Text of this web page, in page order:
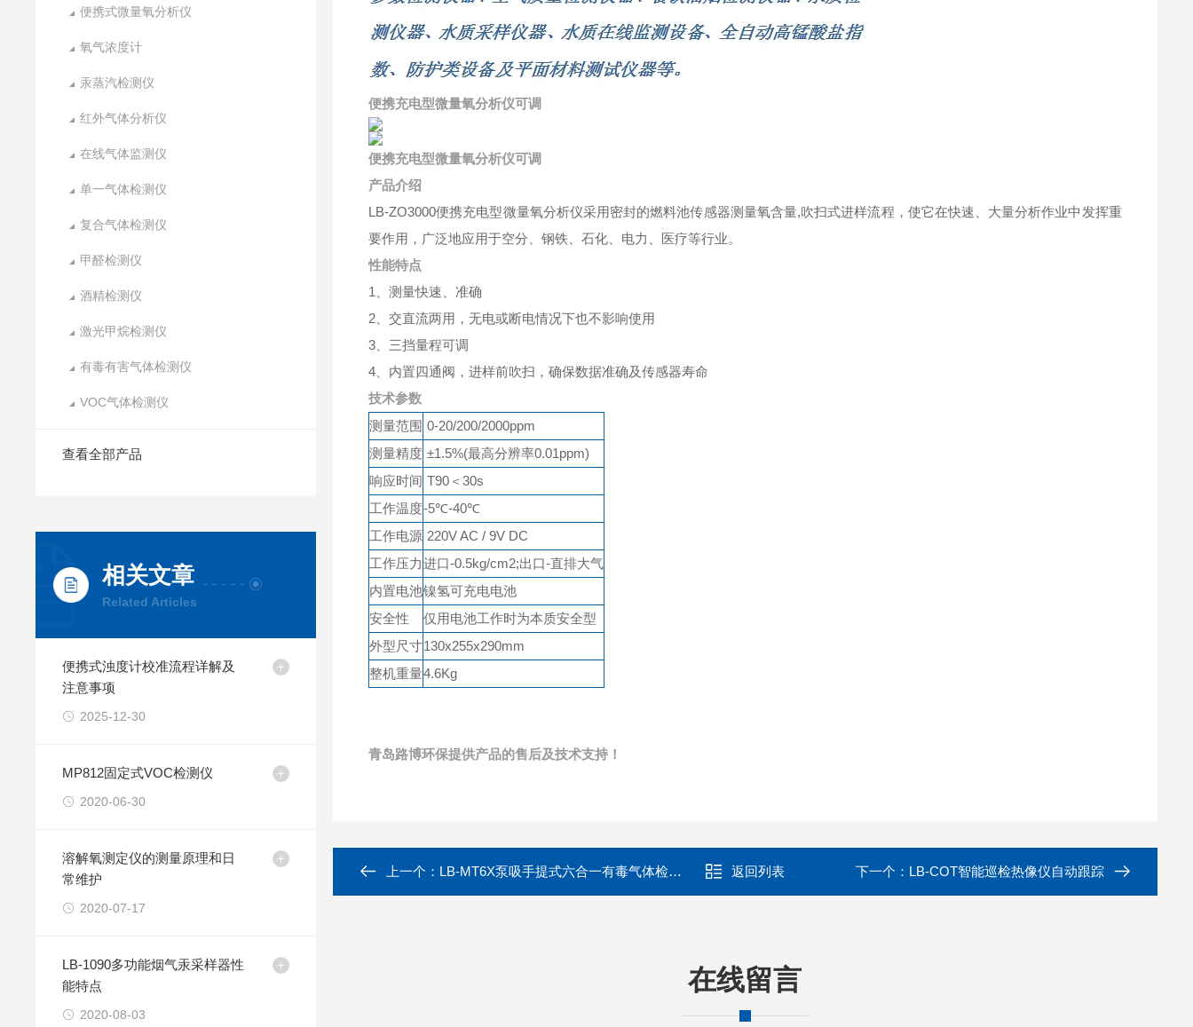
便携式微量氧分析仪
氧气浓度计
汞蒸汽检测仪
红外气体分析仪
在线气体监测仪
单一气体检测仪
复合气体检测仪
甲醛检测仪
酒精检测仪
激光甲烷检测仪
有毒有害气体检测仪
VOC气体检测仪
查看全部产品
相关文章
Related Articles
便携式浊度计校准流程详解及
注意事项
2025-12-30
MP812固定式VOC检测仪
2020-06-30
溶解氧测定仪的测量原理和日
常维护
2020-07-17
LB-1090多功能烟气汞采样器性
能特点
2020-08-03
便携充电型微量氧分析仪可调
便携充电型微量氧分析仪可调
产品介绍
LB-ZO3000便携充电型微量氧分析仪采用密封的燃料池传感器测量氧含量,吹扫式进样流程，使它在快速、大量分析作业中发挥重
要作用，广泛地应用于空分、钢铁、石化、电力、医疗等行业。
性能特点
1、测量快速、准确
2、交直流两用，无电或断电情况下也不影响使用
3、三挡量程可调
4、内置四通阀，进样前吹扫，确保数据准确及传感器寿命
技术参数
测量范围 0-20/200/2000ppm
测量精度 ±1.5%(最高分辨率0.01ppm)
响应时间 T90＜30s
工作温度-5℃-40℃
工作电源 220V AC / 9V DC
工作压力进口-0.5kg/cm2;出口-直排大气
内置电池镍氢可充电电池
安全性
仅用电池工作时为本质安全型
外型尺寸130x255x290mm
整机重量4.6Kg
青岛路博环保提供产品的售后及技术支持！
上一个： LB-MT6X泵吸手提式六合一有毒气体检测仪 返回列表 下一个： LB-COT智能巡检热像仪自动跟踪
在线留言